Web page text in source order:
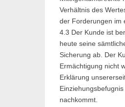
Verhältnis des
der Forderungen im
4.3 Der Kunde ist
heute seine
Sicherung ab. Der
Ermächtigung nicht
Erklärung
nachkommt.